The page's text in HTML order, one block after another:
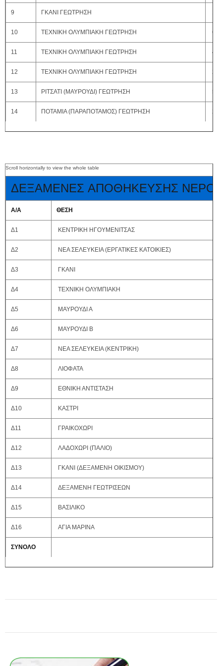
9 ΓΚΑΝΙ ΓΕΩΤΡΗΣΗ
10 ΤΕΧΝΙΚΗ ΟΛΥΜΠΙΑΚΗ ΓΕΩΤΡΗΣΗ 60
11 ΤΕΧΝΙΚΗ ΟΛΥΜΠΙΑΚΗ ΓΕΩΤΡΗΣΗ 40
12 ΤΕΧΝΙΚΗ ΟΛΥΜΠΙΑΚΗ ΓΕΩΤΡΗΣΗ 20
13 ΡΙΤΣΑΤΙ (ΜΑΥΡΟΥΔΙ) ΓΕΩΤΡΗΣΗ 50
14 ΠΟΤΑΜΙΑ (ΠΑΡΑΠΟΤΑΜΟΣ) ΓΕΩΤΡΗΣΗ 20
ΔΕΞΑΜΕΝΕΣ ΑΠΟΘΗΚΕΥΣΗΣ
Α/Α ΘΕΣΗ
Δ1 ΚΕΝΤΡΙΚΗ ΗΓΟΥΜΕΝΙΤΣΑΣ
Δ2 ΝΕΑ ΣΕΛΕΥΚΕΙΑ (ΕΡΓΑΤΙΚΕΣ ΚΑΤΟΙΚΙΕΣ)
Δ3 ΓΚΑΝΙ
Δ4 ΤΕΧΝΙΚΗ ΟΛΥΜΠΙΑΚΗ
Δ5 ΜΑΥΡΟΥΔΙ Α
Δ6 ΜΑΥΡΟΥΔΙ Β
Δ7 ΝΕΑ ΣΕΛΕΥΚΕΙΑ (ΚΕΝΤΡΙΚΗ)
Δ8 ΛΙΟΦΑΤΑ
Δ9 ΕΘΝΙΚΗ ΑΝΤΙΣΤΑΣΗ
Δ10 ΚΑΣΤΡΙ
Δ11 ΓΡΑΙΚΟΧΩΡΙ
Δ12 ΛΑΔΟΧΩΡΙ (ΠΑΛΙΟ)
Δ13 ΓΚΑΝΙ (ΔΕΞΑΜΕΝΗ ΟΙΚΙΣΜΟΥ)
Δ14 ΔΕΞΑΜΕΝΗ ΓΕΩΤΡΙΣΕΩΝ
Δ15 ΒΑΣΙΛΙΚΟ
Δ16 ΑΓΙΑ ΜΑΡΙΝΑ
ΣΥΝΟΛΟ